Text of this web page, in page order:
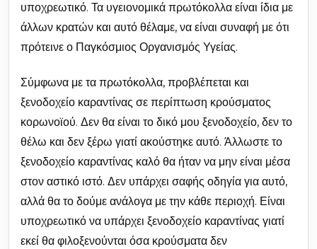
υποχρεωτικό. Τα υγειονομικά πρωτόκολλα είναι ίδια με
άλλων κρατών και αυτό θέλαμε, να είναι συναφή με ότι
πρότεινε ο Παγκόσμιος Οργανισμός Υγείας.
Σύμφωνα με τα πρωτόκολλα, προβλέπεται και
ξενοδοχείο καραντίνας σε περίπτωση κρούσματος
κορωνοϊού. Δεν θα είναι το δικό μου ξενοδοχείο, δεν το
θέλω και δεν ξέρω γιατί ακούστηκε αυτό. Άλλωστε το
ξενοδοχείο καραντίνας καλό θα ήταν να μην είναι μέσα
στον αστικό ιστό. Δεν υπάρχει σαφής οδηγία για αυτό,
αλλά θα το δούμε ανάλογα με την κάθε περιοχή. Είναι
υποχρεωτικό να υπάρχει ξενοδοχείο καραντίνας γιατί
εκεί θα φιλοξενούνται όσα κρούσματα δεν